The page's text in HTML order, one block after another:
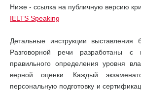
Ниже - ссылка на публичную версию
IELTS Speaking
Детальные инструкции
Разговорной речи разработаны с
правильного определения уровня
верной оценки. Каждый
персональную подготовку и